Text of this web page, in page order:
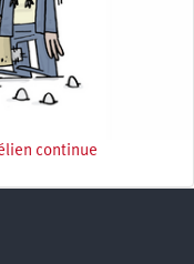
continue